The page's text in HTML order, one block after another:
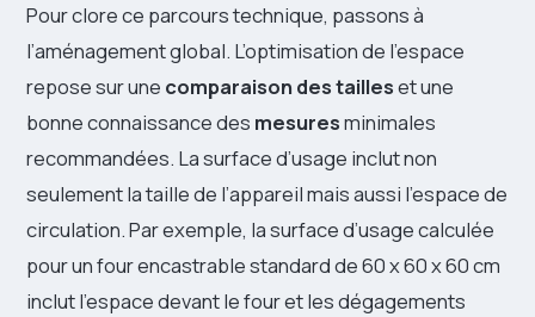
Pour clore ce parcours technique, passons à
l’aménagement global. L’optimisation de l’espace
repose sur une comparaison des tailleset une
bonne connaissance des mesuresminimales
recommandées. La surface d’usage inclut non
seulement la taille de l’appareil mais aussi l’espace de
circulation. Par exemple, la surface d’usage calculée
pour un four encastrable standard de 60 x 60 x 60 cm
inclut l’espace devant le four et les dégagements